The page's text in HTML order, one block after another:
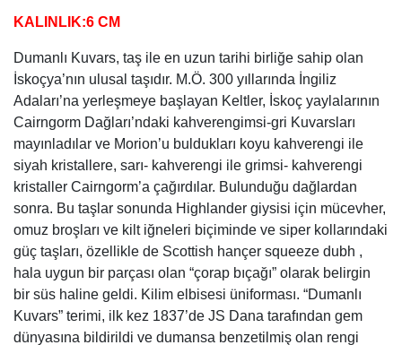
KALINLIK:6 CM
Dumanlı Kuvars, taş ile en uzun tarihi birliğe sahip olan
İskoçya’nın ulusal taşıdır. M.Ö. 300 yıllarında İngiliz
Adaları’na yerleşmeye başlayan Keltler, İskoç yaylalarının
Cairngorm Dağları’ndaki kahverengimsi-gri Kuvarsları
mayınladılar ve Morion’u buldukları koyu kahverengi ile
siyah kristallere, sarı- kahverengi ile grimsi- kahverengi
kristaller Cairngorm’a çağırdılar. Bulunduğu dağlardan
sonra. Bu taşlar sonunda Highlander giysisi için mücevher,
omuz broşları ve kilt iğneleri biçiminde ve siper kollarındaki
güç taşları, özellikle de Scottish hançer squeeze dubh ,
hala uygun bir parçası olan “çorap bıçağı” olarak belirgin
bir süs haline geldi. Kilim elbisesi üniforması. “Dumanlı
Kuvars” terimi, ilk kez 1837’de JS Dana tarafından gem
dünyasına bildirildi ve dumansa benzetilmiş olan rengi